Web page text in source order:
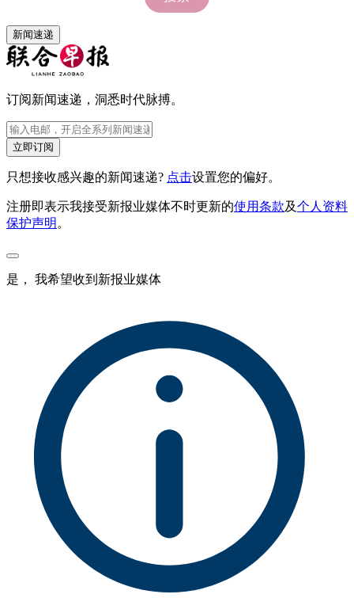
新闻速递
订阅新闻速递，洞悉时代脉搏。
立即订阅
只想接收感兴趣的新闻速递? 点击设置您的偏好。
注册即表示我接受新报业媒体不时更新的使用条款及个人资料
保护声明 。
是， 我希望收到新报业媒体